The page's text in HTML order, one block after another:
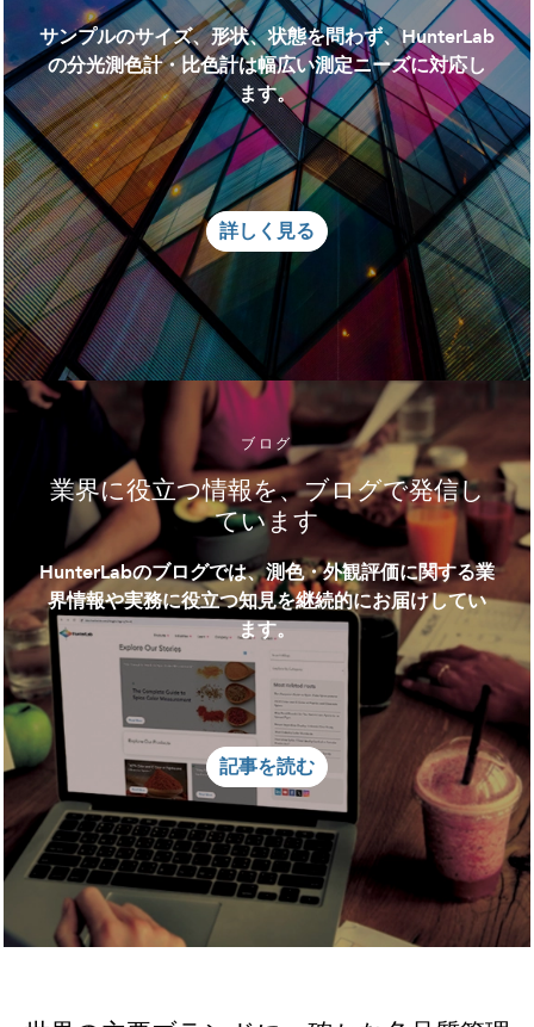
サンプルのサイズ、形状、状態を問わず、HunterLab
の分光測色計・比色計は幅広い測定ニーズに対応し
ます。
詳しく見る
ブログ
業界に役立つ情報を、ブログで発信し
ています
HunterLabのブログでは、測色・外観評価に関する業
界情報や実務に役立つ知見を継続的にお届けしてい
ます。
記事を読む